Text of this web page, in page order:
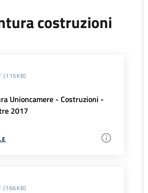
costruzioni
(115KB)
Unioncamere - Costruzioni -
2017
(166KB)